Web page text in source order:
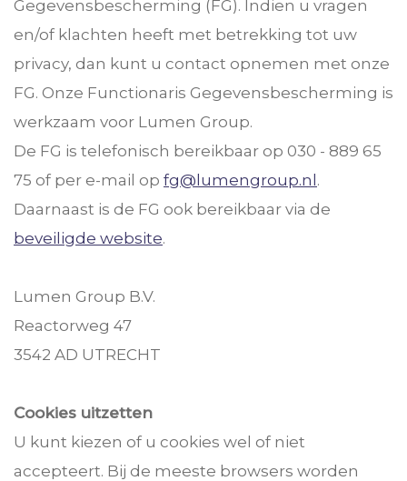
Gegevensbescherming (FG). Indien u vragen
en/of klachten heeft met betrekking tot uw
privacy, dan kunt u contact opnemen met onze
FG. Onze Functionaris Gegevensbescherming is
werkzaam voor Lumen Group.
De FG is telefonisch bereikbaar op 030 - 889 65
75 of per e-mail op fg@lumengroup.nl.
Daarnaast is de FG ook bereikbaar via de
beveiligde website.
Lumen Group B.V.
Reactorweg 47
3542 AD UTRECHT
Cookies uitzetten
U kunt kiezen of u cookies wel of niet
accepteert. Bij de meeste browsers worden